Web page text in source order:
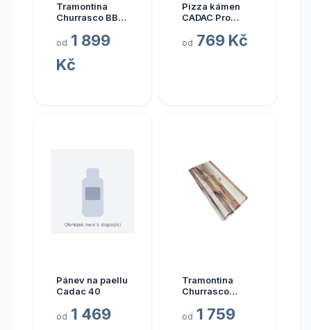
Tramontina
Churrasco BBQ
Tramontina
ks, hnědá
od 1 899
Kč
Pizza kámen
CADAC Pro
od 769 Kč
Pánev na paellu
Cadac 40
od 1 469
Tramontina
Churrasco
prkénko s
od 1 759